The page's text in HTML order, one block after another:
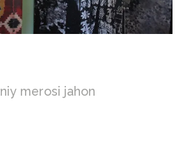
merosi jahon